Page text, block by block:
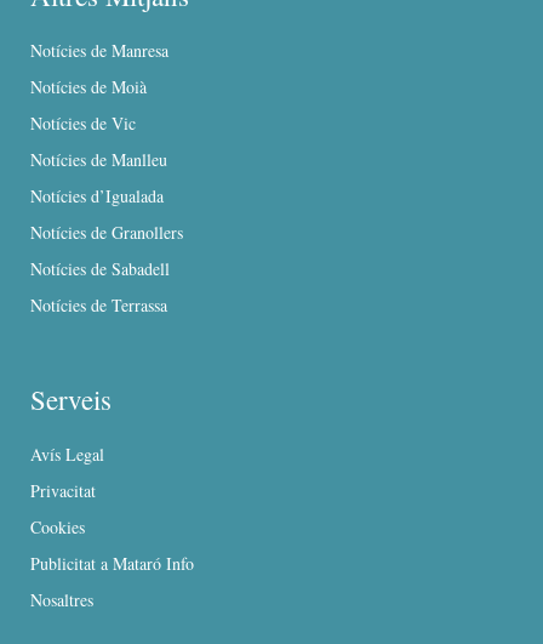
Notícies de Manresa
Notícies de Moià
Notícies de Vic
Notícies de Manlleu
Notícies d’Igualada
Notícies de Granollers
Notícies de Sabadell
Notícies de Terrassa
Serveis
Avís Legal
Privacitat
Cookies
Publicitat a Mataró Info
Nosaltres